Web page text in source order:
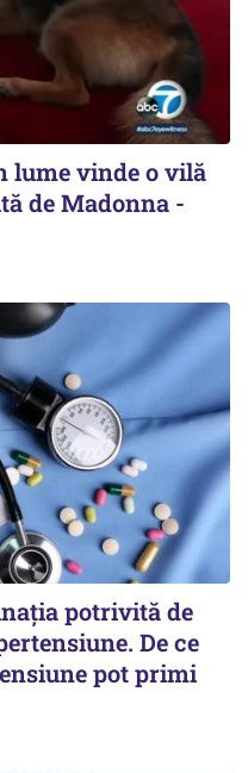
lume vinde o vilă
de Madonna -
potrivită de
De ce
pot primi